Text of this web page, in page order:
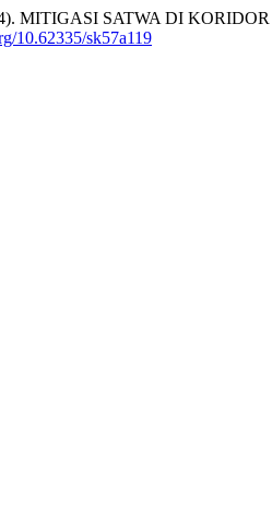
MITIGASI SATWA DI
10.62335/sk57a119